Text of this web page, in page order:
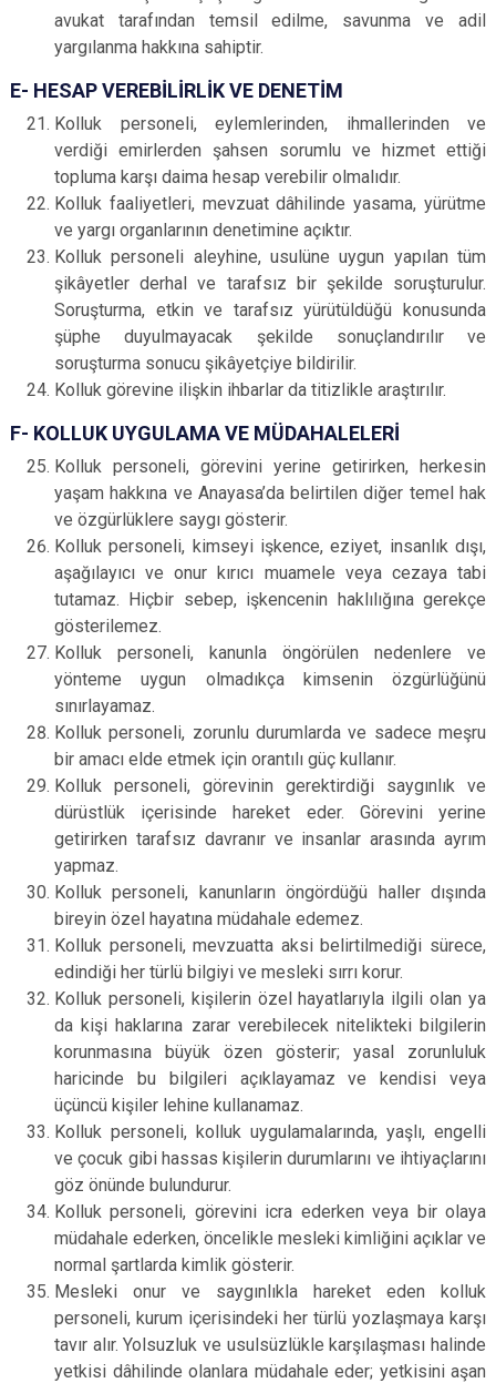
avukat tarafından temsil edilme, savunma ve adil
yargılanma hakkına sahiptir.
E- HESAP VEREBİLİRLİK VE DENETİM
Kolluk personeli, eylemlerinden, ihmallerinden ve
verdiği emirlerden şahsen sorumlu ve hizmet ettiği
topluma karşı daima hesap verebilir olmalıdır.
Kolluk faaliyetleri, mevzuat dâhilinde yasama, yürütme
ve yargı organlarının denetimine açıktır.
Kolluk personeli aleyhine, usulüne uygun yapılan tüm
şikâyetler derhal ve tarafsız bir şekilde soruşturulur.
Soruşturma, etkin ve tarafsız yürütüldüğü konusunda
şüphe duyulmayacak şekilde sonuçlandırılır ve
soruşturma sonucu şikâyetçiye bildirilir.
Kolluk görevine ilişkin ihbarlar da titizlikle araştırılır.
F- KOLLUK UYGULAMA VE MÜDAHALELERİ
Kolluk personeli, görevini yerine getirirken, herkesin
yaşam hakkına ve Anayasa’da belirtilen diğer temel hak
ve özgürlüklere saygı gösterir.
Kolluk personeli, kimseyi işkence, eziyet, insanlık dışı,
aşağılayıcı ve onur kırıcı muamele veya cezaya tabi
tutamaz. Hiçbir sebep, işkencenin haklılığına gerekçe
gösterilemez.
Kolluk personeli, kanunla öngörülen nedenlere ve
yönteme uygun olmadıkça kimsenin özgürlüğünü
sınırlayamaz.
Kolluk personeli, zorunlu durumlarda ve sadece meşru
bir amacı elde etmek için orantılı güç kullanır.
Kolluk personeli, görevinin gerektirdiği saygınlık ve
dürüstlük içerisinde hareket eder. Görevini yerine
getirirken tarafsız davranır ve insanlar arasında ayrım
yapmaz.
Kolluk personeli, kanunların öngördüğü haller dışında
bireyin özel hayatına müdahale edemez.
Kolluk personeli, mevzuatta aksi belirtilmediği sürece,
edindiği her türlü bilgiyi ve mesleki sırrı korur.
Kolluk personeli, kişilerin özel hayatlarıyla ilgili olan ya
da kişi haklarına zarar verebilecek nitelikteki bilgilerin
korunmasına büyük özen gösterir; yasal zorunluluk
haricinde bu bilgileri açıklayamaz ve kendisi veya
üçüncü kişiler lehine kullanamaz.
Kolluk personeli, kolluk uygulamalarında, yaşlı, engelli
ve çocuk gibi hassas kişilerin durumlarını ve ihtiyaçlarını
göz önünde bulundurur.
Kolluk personeli, görevini icra ederken veya bir olaya
müdahale ederken, öncelikle mesleki kimliğini açıklar ve
normal şartlarda kimlik gösterir.
Mesleki onur ve saygınlıkla hareket eden kolluk
personeli, kurum içerisindeki her türlü yozlaşmaya karşı
tavır alır. Yolsuzluk ve usulsüzlükle karşılaşması halinde
yetkisi dâhilinde olanlara müdahale eder; yetkisini aşan